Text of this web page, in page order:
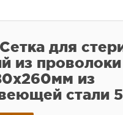
для
из проволоки
из
стали